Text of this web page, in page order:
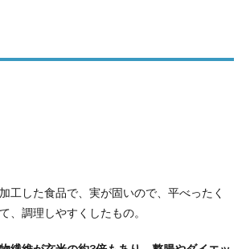
工した食品で、実が固いので、平べったく
、調理しやすくしたもの。